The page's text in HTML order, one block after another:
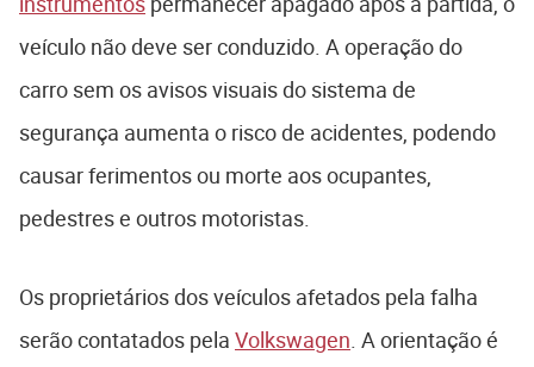
veículo não deve ser conduzido. A operação do
carro sem os avisos visuais do sistema de
segurança aumenta o risco de acidentes, podendo
causar ferimentos ou morte aos ocupantes,
pedestres e outros motoristas.
Os proprietários dos veículos afetados pela falha
serão contatados pela Volkswagen. A orientação é